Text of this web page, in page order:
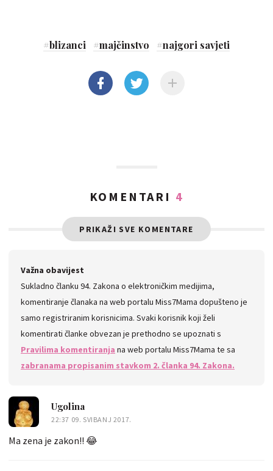
#blizanci #majčinstvo #najgori savjeti
KOMENTARI 4
PRIKAŽI SVE KOMENTARE
Važna obavijest
Sukladno članku 94. Zakona o elektroničkim medijima,
komentiranje članaka na web portalu Miss7Mama dopušteno je
samo registriranim korisnicima. Svaki korisnik koji želi
komentirati članke obvezan je prethodno se upoznati s
Pravilima komentiranja na web portalu Miss7Mama te sa
zabranama propisanim stavkom 2. članka 94. Zakona.
Ugolina
22:37 09. SVIBANJ 2017.
Ma zena je zakon!! 😂